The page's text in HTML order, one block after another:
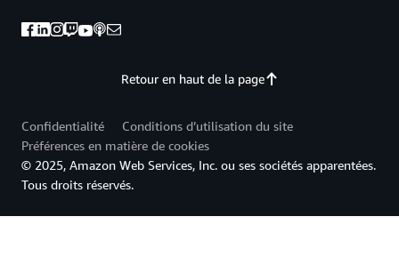
Retour en haut de la page
Confidentialité
Conditions d’utilisation du site
Préférences en matière de cookies
© 2025, Amazon Web Services, Inc. ou ses sociétés apparentées.
Tous droits réservés.